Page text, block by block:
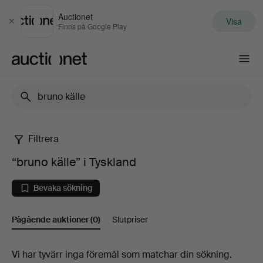
Stäng
Auctionet
Finns på Google Play Visa
“bruno
källe”
Tyskland
Filtrera
“bruno källe” i Tyskland
Bevaka sökning
Pågående auktioner(0) Slutpriser
Pågående
Vi har tyvärr inga föremål som matchar din sökning.